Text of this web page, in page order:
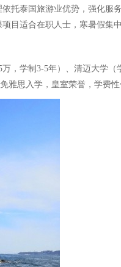
托泰国旅游业优势，强化服
目适合在职人士，寒暑假集中
，学制3-5年）、清迈大学
雅思入学，皇室荣誉，学费性